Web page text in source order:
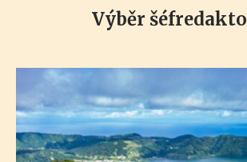
Výběr